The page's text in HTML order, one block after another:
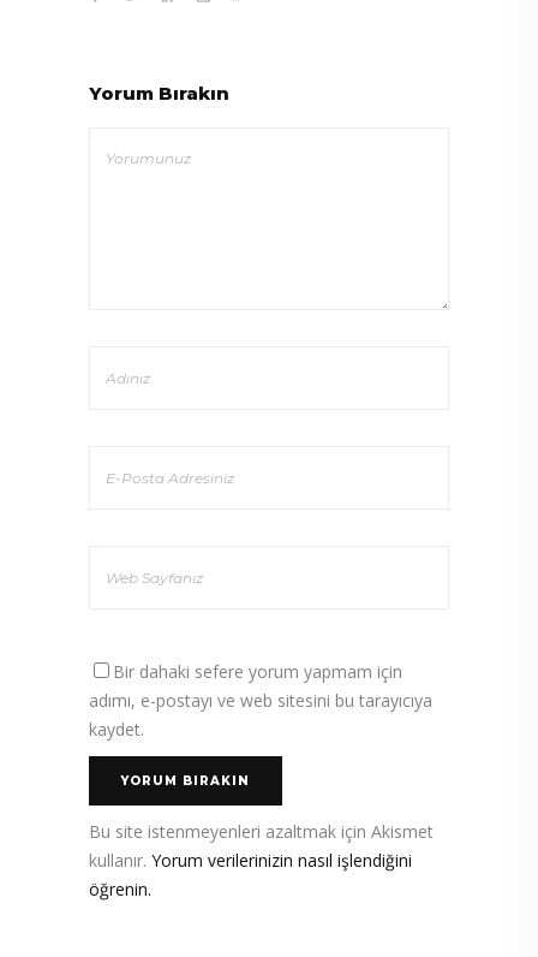
Yorum Bırakın
Bir dahaki sefere yorum yapmam için
adımı, e-postayı ve web sitesini bu tarayıcıya
kaydet.
Bu site istenmeyenleri azaltmak için Akismet
kullanır. Yorum verilerinizin nasıl işlendiğini
öğrenin.